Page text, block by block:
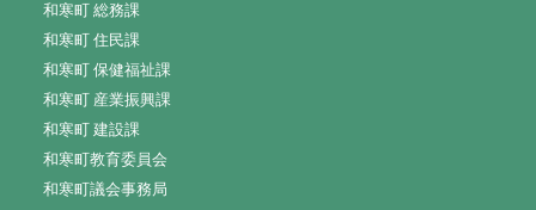
和寒町 総務課
和寒町 住民課
和寒町 保健福祉課
和寒町 産業振興課
和寒町 建設課
和寒町教育委員会
和寒町議会事務局